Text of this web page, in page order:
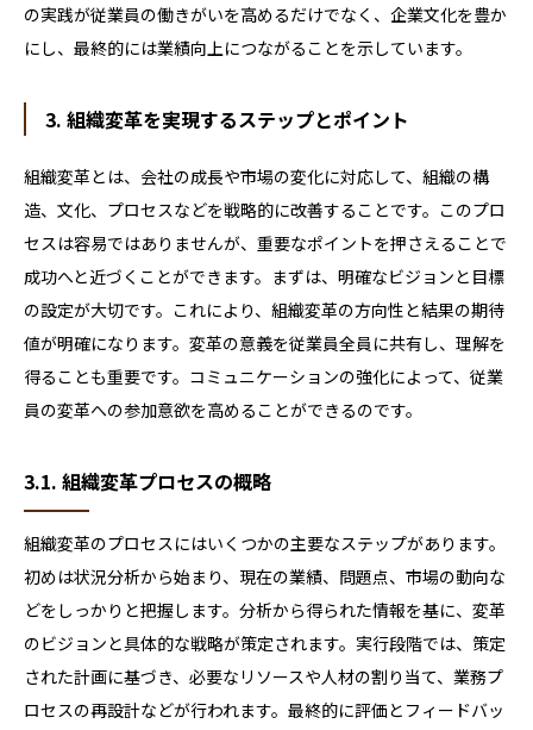
の実践が従業員の働きがいを高めるだけでなく、企業文化を豊か
にし、最終的には業績向上につながることを示しています。
3. 組織変革を実現するステップとポイント
組織変革とは、会社の成長や市場の変化に対応して、組織の構
造、文化、プロセスなどを戦略的に改善することです。このプロ
セスは容易ではありませんが、重要なポイントを押さえることで
成功へと近づくことができます。まずは、明確なビジョンと目標
の設定が大切です。これにより、組織変革の方向性と結果の期待
値が明確になります。変革の意義を従業員全員に共有し、理解を
得ることも重要です。コミュニケーションの強化によって、従業
員の変革への参加意欲を高めることができるのです。
3.1. 組織変革プロセスの概略
組織変革のプロセスにはいくつかの主要なステップがあります。
初めは状況分析から始まり、現在の業績、問題点、市場の動向な
どをしっかりと把握します。分析から得られた情報を基に、変革
のビジョンと具体的な戦略が策定されます。実行段階では、策定
された計画に基づき、必要なリソースや人材の割り当て、業務プ
ロセスの再設計などが行われます。最終的に評価とフィードバッ